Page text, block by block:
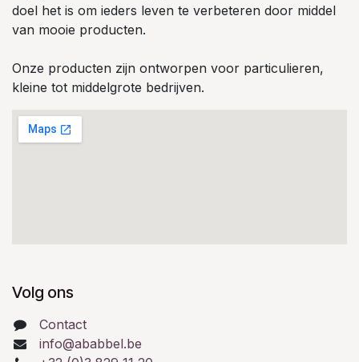
doel het is om ieders leven te verbeteren door middel
van mooie producten.
Onze producten zijn ontworpen voor particulieren,
kleine tot middelgrote bedrijven.
Volg ons
Contact
info@ababbel.be